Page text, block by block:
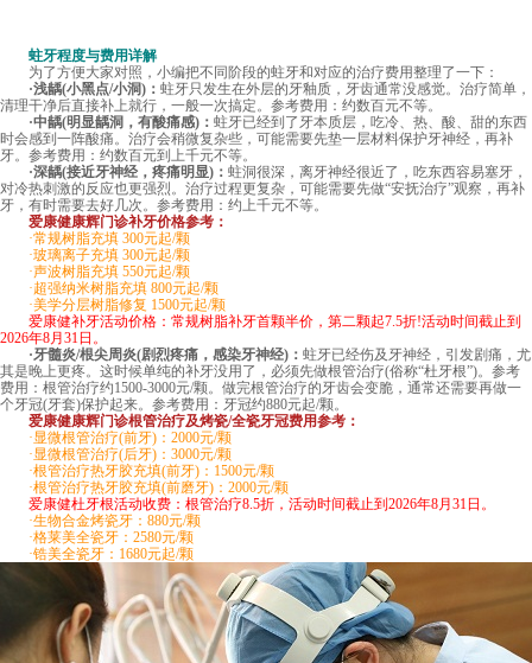
蛀牙程度与费用详解
为了方便大家对照，小编把不同阶段的蛀牙和对应的治疗费用整理了一下：
·浅龋(小黑点/小洞)： 蛀牙只发生在外层的牙釉质，牙齿通常没感觉。治疗简单，
清理干净后直接补上就行，一般一次搞定。参考费用：约数百元不等。
·中龋(明显龋洞，有酸痛感)： 蛀牙已经到了牙本质层，吃冷、热、酸、甜的东西
时会感到一阵酸痛。治疗会稍微复杂些，可能需要先垫一层材料保护牙神经，再补
牙。参考费用：约数百元到上千元不等。
·深龋(接近牙神经，疼痛明显)： 蛀洞很深，离牙神经很近了，吃东西容易塞牙，
对冷热刺激的反应也更强烈。治疗过程更复杂，可能需要先做“安抚治疗”观察，再补
牙，有时需要去好几次。参考费用：约上千元不等。
爱康健康辉门诊补牙价格参考：
·常规树脂充填 300元起/颗
·玻璃离子充填 300元起/颗
·声波树脂充填 550元起/颗
·超强纳米树脂充填 800元起/颗
·美学分层树脂修复 1500元起/颗
爱康健补牙活动价格：常规树脂补牙首颗半价，第二颗起7.5折!活动时间截止到
2026年8月31日。
·牙髓炎/根尖周炎(剧烈疼痛，感染牙神经)： 蛀牙已经伤及牙神经，引发剧痛，尤
其是晚上更疼。这时候单纯的补牙没用了，必须先做根管治疗(俗称“杜牙根”)。参考
费用：根管治疗约1500-3000元/颗。做完根管治疗的牙齿会变脆，通常还需要再做一
个牙冠(牙套)保护起来。参考费用：牙冠约880元起/颗。
爱康健康辉门诊根管治疗及烤瓷/全瓷牙冠费用参考：
·显微根管治疗(前牙)：2000元/颗
·显微根管治疗(后牙)：3000元/颗
·根管治疗热牙胶充填(前牙)：1500元/颗
·根管治疗热牙胶充填(前磨牙)：2000元/颗
爱康健杜牙根活动收费：根管治疗8.5折，活动时间截止到2026年8月31日。
·生物合金烤瓷牙：880元/颗
·格莱美全瓷牙：2580元/颗
·锆美全瓷牙：1680元起/颗